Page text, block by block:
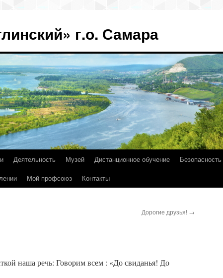
г.о. Самара
Деятельность Музей Дистанционное обучение
Безопасность
Мой профсоюз Контакты
Дорогие друзья! →
наша речь: Говорим всем : «До свиданья! До